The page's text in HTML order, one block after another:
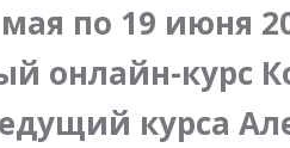
по 19 июня
онлайн-курс
курса